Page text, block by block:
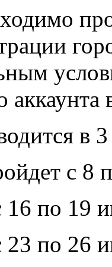
в 3
с 8
16 по 19
23 по 26